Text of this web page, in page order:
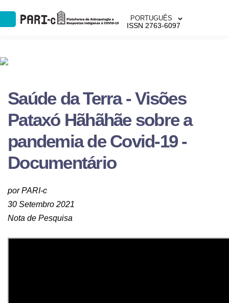
PORTUGUÊS
ISSN 2763-6097
Saúde da Terra - Visões
Pataxó Hãhãhãe sobre a
pandemia de Covid-19 -
Documentário
por PARI-c
30 Setembro 2021
Nota de Pesquisa